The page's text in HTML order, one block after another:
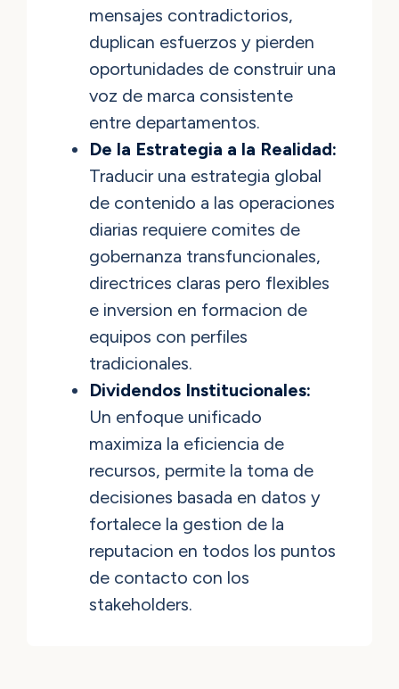
mensajes contradictorios,
duplican esfuerzos y pierden
oportunidades de construir una
voz de marca consistente
entre departamentos.
De la Estrategia a la Realidad:
Traducir una estrategia global
de contenido a las operaciones
diarias requiere comites de
gobernanza transfuncionales,
directrices claras pero flexibles
e inversion en formacion de
equipos con perfiles
tradicionales.
Dividendos Institucionales:
Un enfoque unificado
maximiza la eficiencia de
recursos, permite la toma de
decisiones basada en datos y
fortalece la gestion de la
reputacion en todos los puntos
de contacto con los
stakeholders.